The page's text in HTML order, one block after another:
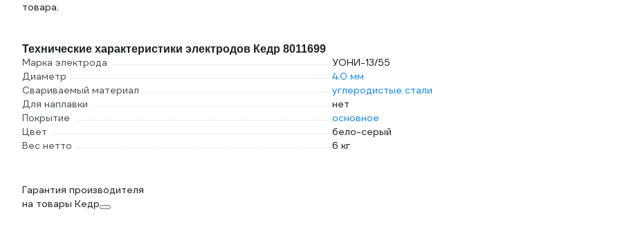
товара.
Технические характеристики электродов Кедр 8011699
Марка электрода
УОНИ-13/55
Диаметр
4.0 мм
Свариваемый материал
углеродистые стали
Для наплавки
нет
Покрытие
основное
Цвет
бело-серый
Вес нетто
6 кг
Гарантия производителя
на товары Кедр